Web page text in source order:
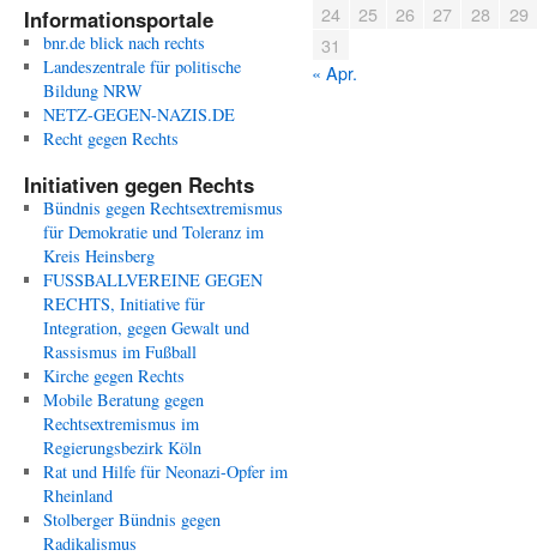
Informationsportale
bnr.de blick nach rechts
Landeszentrale für politische
Bildung NRW
NETZ-GEGEN-NAZIS.DE
Recht gegen Rechts
Initiativen gegen Rechts
Bündnis gegen Rechtsextremismus
für Demokratie und Toleranz im
Kreis Heinsberg
FUSSBALLVEREINE GEGEN
RECHTS, Initiative für
Integration, gegen Gewalt und
Rassismus im Fußball
Kirche gegen Rechts
Mobile Beratung gegen
Rechtsextremismus im
Regierungsbezirk Köln
Rat und Hilfe für Neonazi-Opfer im
Rheinland
Stolberger Bündnis gegen
Radikalismus
24
25 26 27 28
29
31
« Apr.